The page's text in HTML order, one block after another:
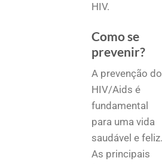
HIV.
Como se
prevenir?
A prevenção do
HIV/Aids é
fundamental
para uma vida
saudável e feliz.
As principais